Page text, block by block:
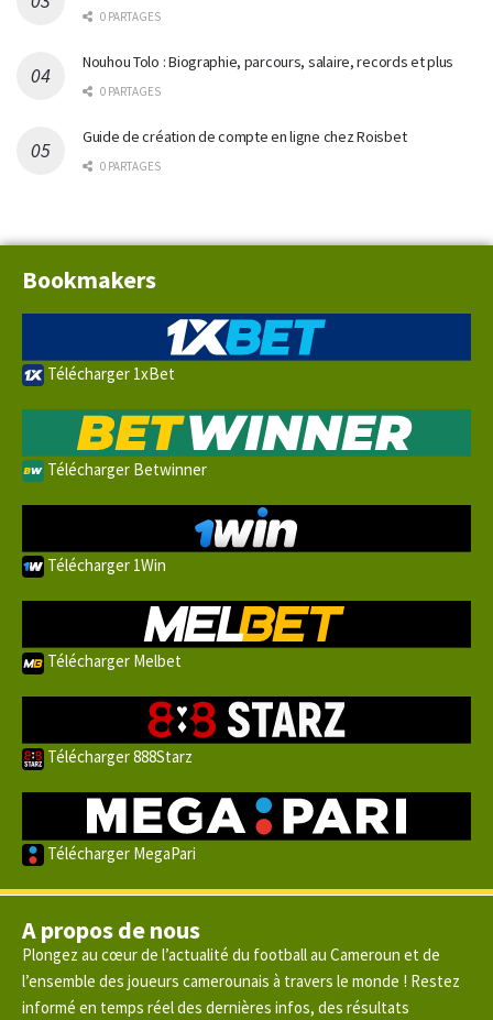
0 PARTAGES
Nouhou Tolo : Biographie, parcours, salaire, records et plus
0 PARTAGES
Guide de création de compte en ligne chez Roisbet
0 PARTAGES
Bookmakers
Télécharger 1xBet
Télécharger Betwinner
Télécharger 1Win
Télécharger Melbet
Télécharger 888Starz
Télécharger MegaPari
A propos de nous
Plongez au cœur de l’actualité du football au Cameroun et de
l’ensemble des joueurs camerounais à travers le monde ! Restez
informé en temps réel des dernières infos, des résultats